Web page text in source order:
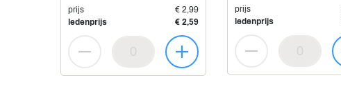
prijs
€ 2,99
ledenprijs
€ 2,59
prijs
ledenprijs